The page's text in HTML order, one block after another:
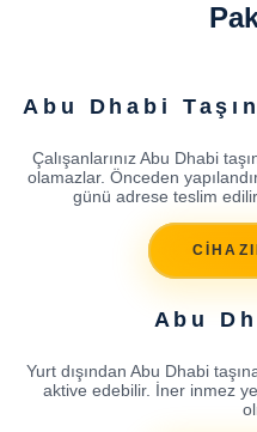
Abu Dhabi
Çalışanlarınız Abu Dhabi
olamazlar. Önceden
günü adrese teslim
Abu
Yurt dışından Abu Dhabi
aktive edebilir. İner inmez